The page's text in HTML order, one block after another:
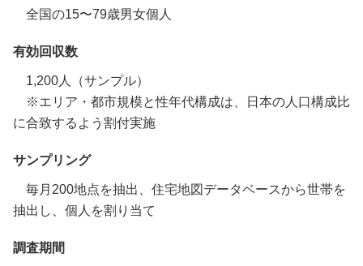
全国の15〜79歳男女個人
有効回収数
1,200人（サンプル）
※エリア・都市規模と性年代構成は、日本の人口構成比
に合致するよう割付実施
サンプリング
毎月200地点を抽出、住宅地図データベースから世帯を
抽出し、個人を割り当て
調査期間